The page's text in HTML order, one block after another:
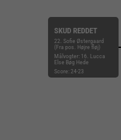
SKUD REDDET
22. Sofie Østergaard
(Fra pos. Højre fløj)
Målvogter: 16. Lucca
Else Bøg Hede
Score: 24-23